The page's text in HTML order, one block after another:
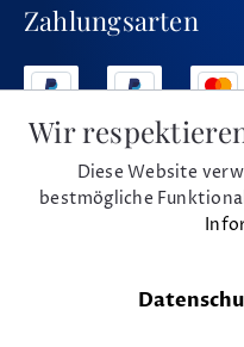
Zahlungsarten
Social Media
Wir
Diese Website
bestmögliche